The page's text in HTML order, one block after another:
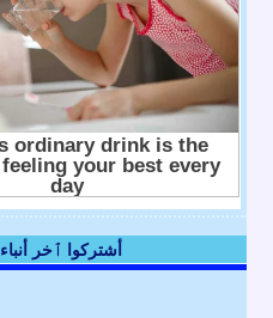
Abonnez-vous أشتركوا ٱخر أنباء